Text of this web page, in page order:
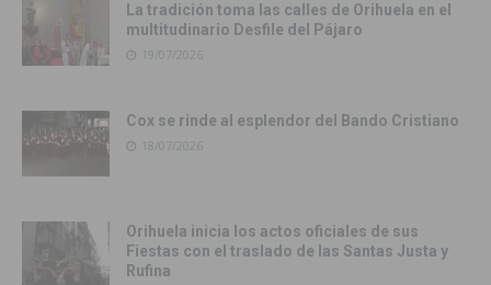
La tradición toma las calles de Orihuela en el
multitudinario Desfile del Pájaro
19/07/2026
Cox se rinde al esplendor del Bando Cristiano
18/07/2026
Orihuela inicia los actos oficiales de sus
Fiestas con el traslado de las Santas Justa y
Rufina